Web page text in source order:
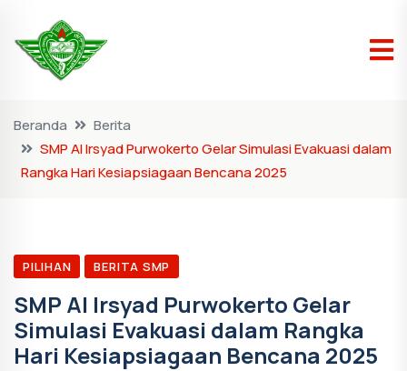
Beranda
Berita
SMP Al Irsyad Purwokerto Gelar Simulasi Evakuasi dalam
Rangka Hari Kesiapsiagaan Bencana 2025
PILIHAN BERITA SMP
SMP Al Irsyad Purwokerto Gelar
Simulasi Evakuasi dalam Rangka
Hari Kesiapsiagaan Bencana 2025